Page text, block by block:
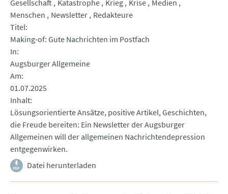
Gesellschaft Katastrophe Krieg Krise Medien
Menschen
Newsletter Redakteure
Titel
Making-of: Gute Nachrichten im Postfach
In
Augsburger Allgemeine
Am
01.07.2025
Inhalt
Lösungsorientierte Ansätze, positive Artikel, Geschichten,
die Freude bereiten: Ein Newsletter der Augsburger
Allgemeinen will der allgemeinen Nachrichtendepression
entgegenwirken.
Datei herunterladen